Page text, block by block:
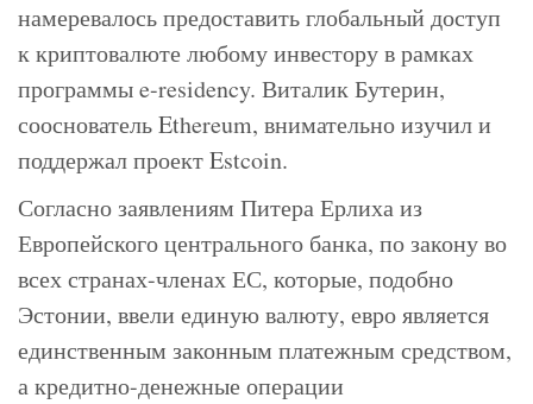
намеревалось предоставить глобальный доступ
к криптовалюте любому инвестору в рамках
программы e-residency. Виталик Бутерин,
сооснователь Ethereum, внимательно изучил и
поддержал проект Estcoin.
Согласно заявлениям Питера Ерлиха из
Европейского центрального банка, по закону во
всех странах-членах ЕС, которые, подобно
Эстонии, ввели единую валюту, евро является
единственным законным платежным средством,
а кредитно-денежные операции